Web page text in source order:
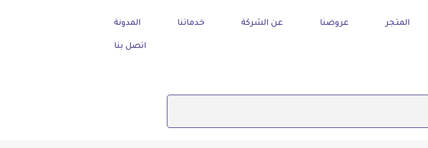
المتجر عروضنا عن الشركة خدماتنا المدونة
اتصل بنا